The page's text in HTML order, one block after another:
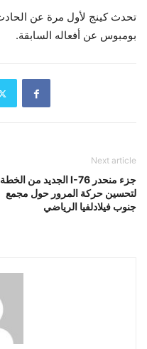
بومبوس عن أفعاله السابقة.
Next article
جزء منحدر I-76 الجديد من الخطة
لتحسين حركة المرور حول مجمع
جنوب فيلادلفيا الرياضي